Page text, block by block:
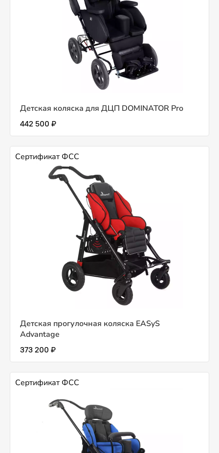
Детская коляска для ДЦП DOMINATOR Pro
442 500 ₽
Сертификат ФСС
Детская прогулочная коляска EASyS
Advantage
373 200 ₽
Сертификат ФСС